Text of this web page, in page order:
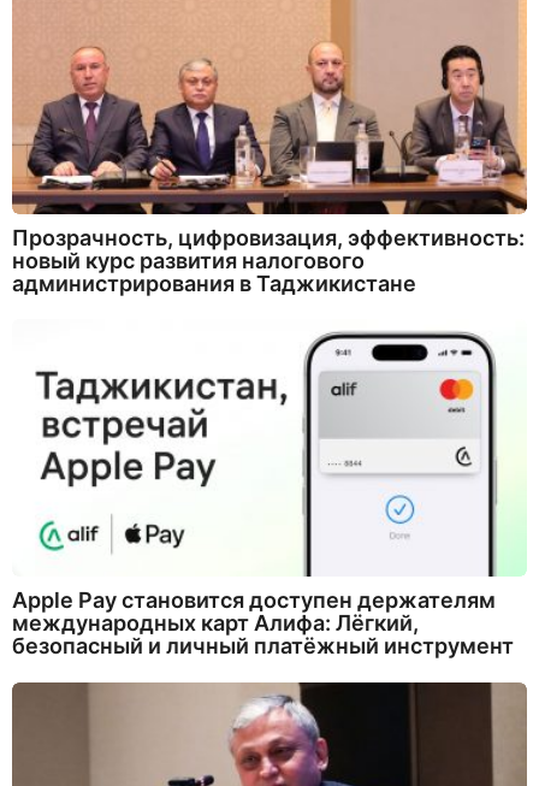
Прозрачность, цифровизация, эффективность:
новый курс развития налогового
администрирования в Таджикистане
Apple Pay становится доступен держателям
международных карт Алифа: Лёгкий,
безопасный и личный платёжный инструмент